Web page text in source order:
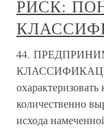
РИСК:
44.
КЛАССИФИКАЦИЯ
количественно
исхода